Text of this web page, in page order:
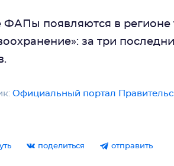
ФАПы появляются в регионе
за три
Официальный портал
поделиться отправить